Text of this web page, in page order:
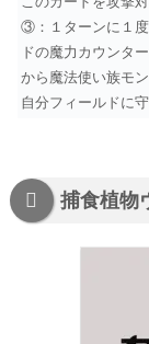
③：１ターンに１
ドの魔力カウンタ
から魔法使い族モ
自分フィールドに
捕食植物